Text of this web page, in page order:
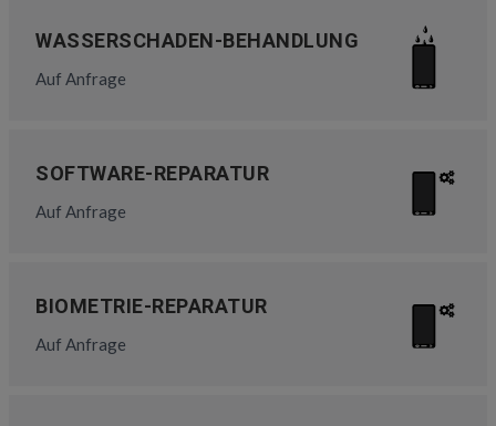
WASSERSCHADEN-BEHANDLUNG
Auf Anfrage
SOFTWARE-REPARATUR
Auf Anfrage
BIOMETRIE-REPARATUR
Auf Anfrage